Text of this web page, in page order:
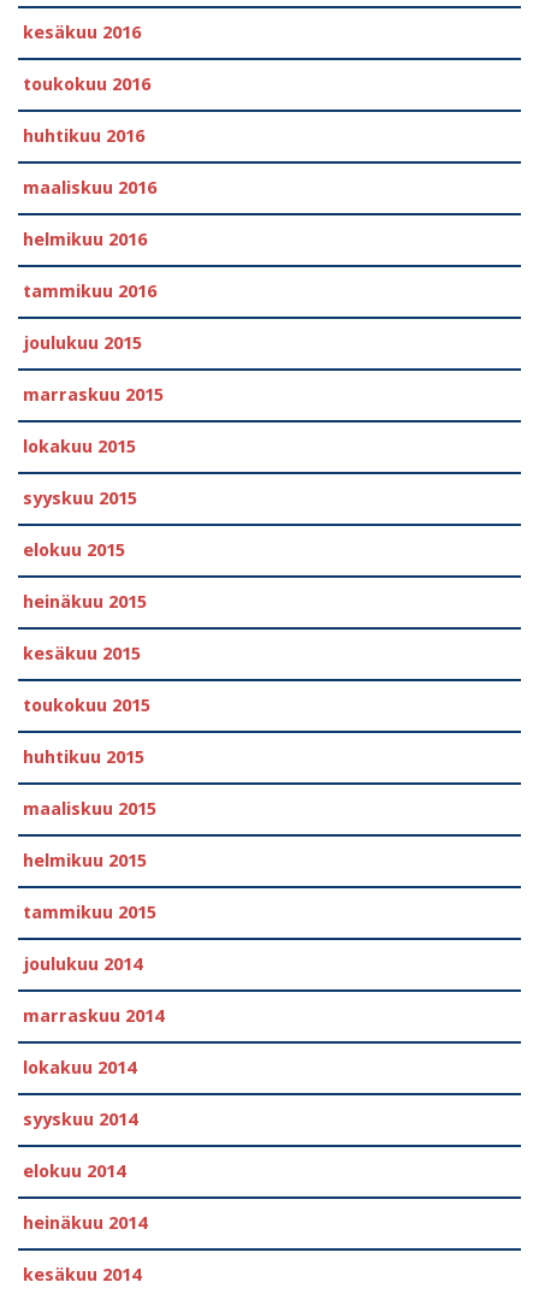
kesäkuu 2016
toukokuu 2016
huhtikuu 2016
maaliskuu 2016
helmikuu 2016
tammikuu 2016
joulukuu 2015
marraskuu 2015
lokakuu 2015
syyskuu 2015
elokuu 2015
heinäkuu 2015
kesäkuu 2015
toukokuu 2015
huhtikuu 2015
maaliskuu 2015
helmikuu 2015
tammikuu 2015
joulukuu 2014
marraskuu 2014
lokakuu 2014
syyskuu 2014
elokuu 2014
heinäkuu 2014
kesäkuu 2014